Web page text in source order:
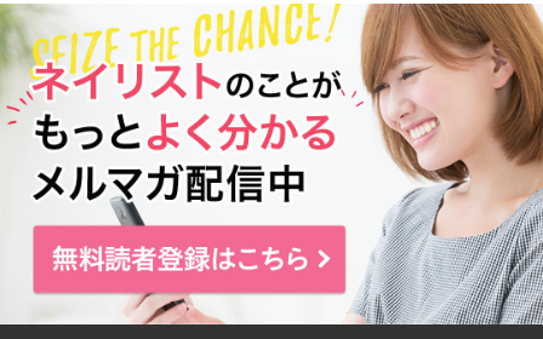
どのような塗り方をすれば、ヨレを防止し、崩れにくくす
ることができるのでしょうか？
クッションファンデが崩れてしまう原因や、クッションフ
ァンデにおすすめの肌質、崩れやすいクッションファンデ
の上手な使い方について解説します。
目次
1クッションファンデは崩れやすい？
2どんな肌質の人におすすめ？